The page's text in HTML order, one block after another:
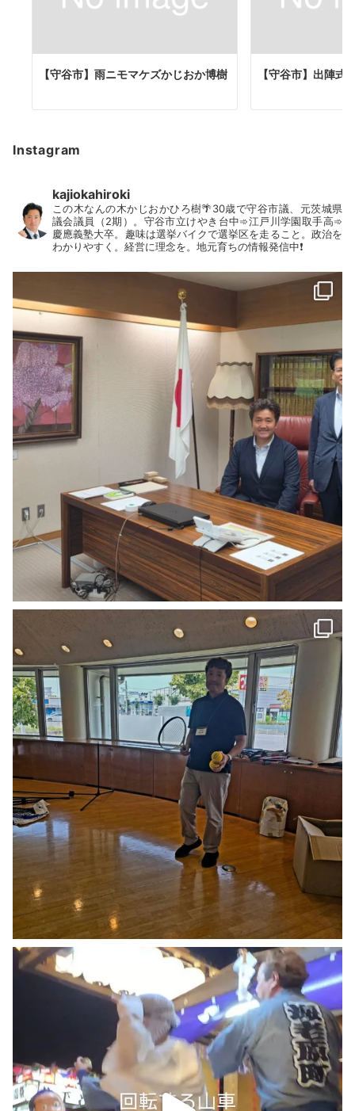
【守谷市】雨ニモマケズかじおか博樹 【守谷市】出陣式
Instagram
kajiokahiroki
この木なんの木かじおかひろ樹🌴30歳で守谷市議、元茨城県
議会議員（2期）。守谷市立けやき台中➾江戸川学園取手高➾
慶應義塾大卒。趣味は選挙バイクで選挙区を走ること。政治を
わかりやすく。経営に理念を。地元育ちの情報発信中❗